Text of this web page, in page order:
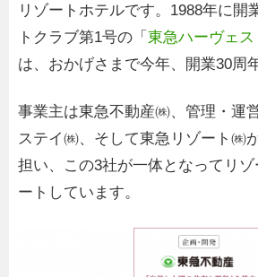
リゾートホテルです。1988年に開
トクラブ第1号の「 東急ハーヴェ
は、おかげさまで今年、開業30周
事業主は東急不動産㈱、管理・運
ステイ㈱、そして東急リゾート㈱
担い、この3社が一体となってリ
ートしています。